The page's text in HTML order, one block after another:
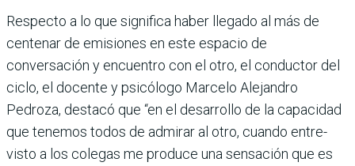
Respecto a lo que significa haber llegado al más de
cen­tenar de emisiones en este espacio de
conversación y encuentro con el otro, el con­ductor del
ciclo, el docente y psicólogo Marcelo Alejan­dro
Pedroza, destacó que “en el desarrollo de la capacidad
que tenemos todos de admi­rar al otro, cuando entre­
visto a los colegas me pro­duce una sensación que es